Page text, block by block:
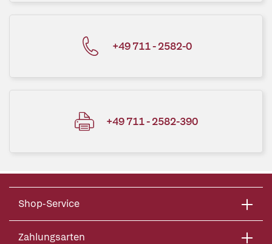
+49 711 - 2582-0
+49 711 - 2582-390
Shop-Service
Zahlungsarten